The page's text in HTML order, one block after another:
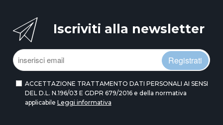
Iscriviti alla newsletter
Registrati
ACCETTAZIONE TRATTAMENTO DATI PERSONALI AI SENSI
DEL D.L. N.196/03 E GDPR 679/2016 e della normativa
applicabile Leggi informativa